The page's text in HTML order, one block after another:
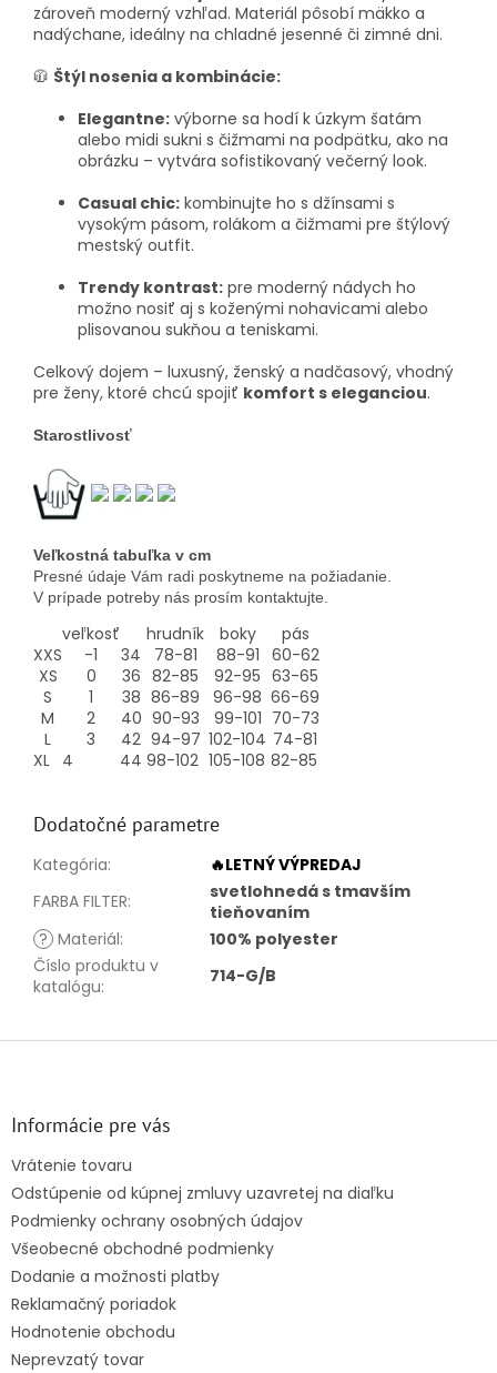
zároveň moderný vzhľad. Materiál pôsobí mäkko a
nadýchane, ideálny na chladné jesenné či zimné dni.
🧥 Štýl nosenia a kombinácie:
Elegantne: výborne sa hodí k úzkym šatám
alebo midi sukni s čižmami na podpätku, ako na
obrázku – vytvára sofistikovaný večerný look.
Casual chic: kombinujte ho s džínsami s
vysokým pásom, rolákom a čižmami pre štýlový
mestský outfit.
Trendy kontrast: pre moderný nádych ho
možno nosiť aj s koženými nohavicami alebo
plisovanou sukňou a teniskami.
Celkový dojem – luxusný, ženský a nadčasový, vhodný
pre ženy, ktoré chcú spojiť komfort s eleganciou.
Starostlivosť
Veľkostná tabuľka v cm
Presné údaje Vám radi poskytneme na požiadanie.
V prípade potreby nás prosím kontaktujte.
veľkosť hrudník boky
pás
XXS
-1 34 78-81 88-91 60-62
XS
0 36 82-85 92-95 63-65
S
1 38 86-89 96-98 66-69
M
2 40 90-93 99-101 70-73
L
3 42 94-97 102-104 74-81
XL 4 44 98-102 105-108 82-85
Dodatočné parametre
Kategória:
🔥LETNÝ VÝPREDAJ
FARBA FILTER:
svetlohnedá s tmavším
tieňovaním
? Materiál:
100% polyester
Číslo produktu v
katalógu: 714-G/B
Z
Informácie pre vás
Vrátenie tovaru
Odstúpenie od kúpnej zmluvy uzavretej na diaľku
Podmienky ochrany osobných údajov
Všeobecné obchodné podmienky
Dodanie a možnosti platby
Reklamačný poriadok
Hodnotenie obchodu
Neprevzatý tovar